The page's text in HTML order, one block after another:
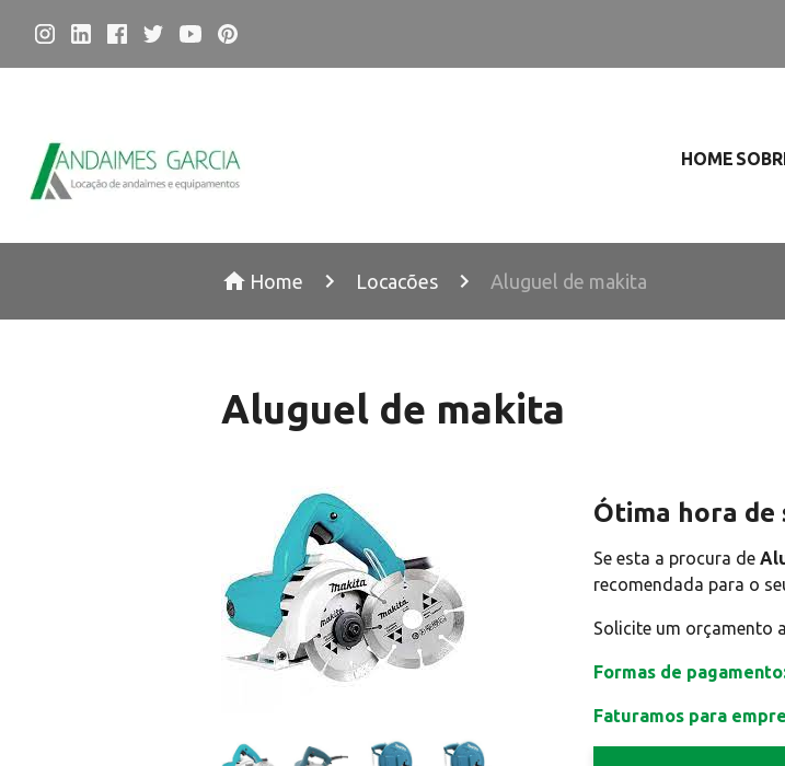
HOME
Home Locacões Aluguel de makita
Aluguel de makita
Ótima hora
Se esta a procura de
recomendada para o
Solicite um orçamento
Formas de
Faturamos para